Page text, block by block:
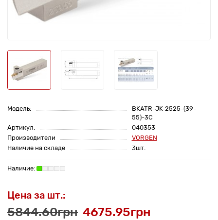
Модель:
BKATR-JK-2525-(39-
55)-3C
Артикул:
040353
Производители
VORGEN
Наличие на складе
3шт.
Цена за шт.:
5844.60грн 4675.95грн